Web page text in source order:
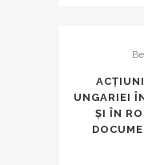
UNGARIEI
ȘI ÎN